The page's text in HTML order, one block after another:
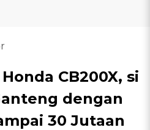
CB200X, si
dengan
30 Jutaan